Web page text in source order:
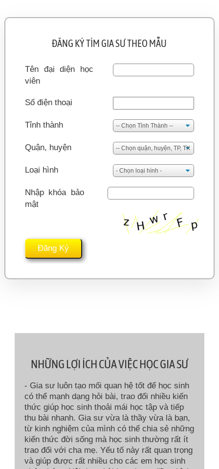
ĐĂNG KÝ TÌM GIA SƯ THEO MẪU
Tên đại diện học
viên
Số điện thoại
Tỉnh thành
Quận, huyện
Loại hình
Nhập khóa bảo
mật
NHỮNG LỢI ÍCH CỦA VIỆC HỌC GIA SƯ
- Gia sư luôn tạo mối quan hệ tốt để học sinh
có thể mạnh dạng hỏi bài, trao đổi nhiều kiến
thức giúp học sinh thoải mái học tập và tiếp
thu bài nhanh. Gia sư vừa là thầy vừa là bạn,
từ kinh nghiệm của mình có thể chia sẻ những
kiến thức đời sống mà học sinh thường rất ít
trao đổi với cha mẹ. Yếu tố này rất quan trọng
và giúp được rất nhiều cho các em học sinh